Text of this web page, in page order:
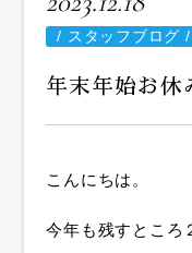
/ スタッフブログ /
年末年始お休
こんにちは。
今年も残すところ